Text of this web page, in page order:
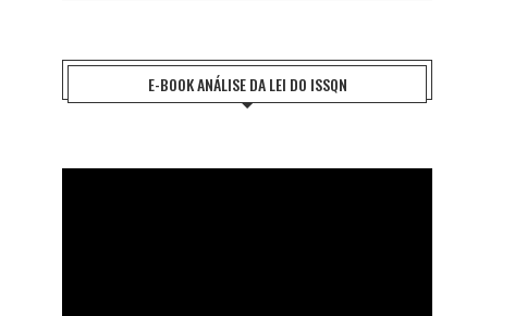
E-BOOK ANÁLISE DA LEI DO ISSQN